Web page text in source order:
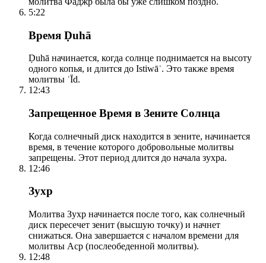
5:22
Время Ḍuhā
Ḍuhā начинается, когда солнце поднимается на высоту
одного копья, и длится до Istiwāʾ. Это также время
молитвы ʿĪd.
12:43
Запрещенное Время в Зените Солнца
Когда солнечный диск находится в зените, начинается
время, в течение которого добровольные молитвы
запрещены. Этот период длится до начала зухра.
12:46
Зухр
Молитва Зухр начинается после того, как солнечный
диск пересечет зенит (высшую точку) и начнет
снижаться. Она завершается с началом времени для
молитвы Аср (послеобеденной молитвы).
12:48